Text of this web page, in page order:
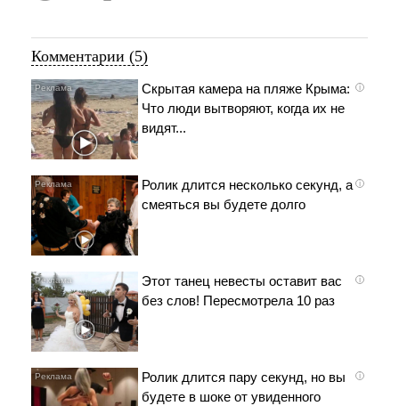
Комментарии (5)
i
Скрытая камера на пляже Крыма:
Что люди вытворяют, когда их не
видят...
i
Ролик длится несколько секунд, а
смеяться вы будете долго
i
Этот танец невесты оставит вас
без слов! Пересмотрела 10 раз
i
Ролик длится пару секунд, но вы
будете в шоке от увиденного